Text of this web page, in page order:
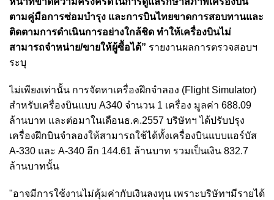
ตามคู่มือการซ่อมบำรุง และการบินไทยขาดการสอบทานและ
ติดตามการดำเนินการอย่างใกล้ชิด ทำให้เครื่องบินไม่
สามารถจำหน่าย/ขายให้ผู้ซื้อได้” รายงานผลการตรวจสอบฯ
ระบุ
ไม่เพียงเท่านั้น การจัดหาเครื่องฝึกจำลอง (Flight Simulator)
สำหรับเครื่องบินแบบ A340 จำนวน 1 เครื่อง มูลค่า 688.09
ล้านบาท และต่อมาในเดือนธ.ค.2557 บริษัทฯ ได้ปรับปรุง
เครื่องฝึกบินจำลองให้สามารถใช้ได้ทั้งเครื่องบินแบบแอร์บัส
A-330 และ A-340 อีก 144.61 ล้านบาท รวมเป็นเงิน 832.7
ล้านบาทนั้น
"อาจมีการใช้งานไม่คุ้มค่ากับเงินลงทุน เพราะบริษัทฯมีรายได้